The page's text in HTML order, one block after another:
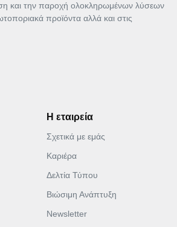
και την παροχή ολοκληρωμένων λύσεων
προϊόντα αλλά και στις
Η εταιρεία
Σχετικά με εμάς
Καριέρα
Δελτία Τύπου
Βιώσιμη Ανάπτυξη
Newsletter